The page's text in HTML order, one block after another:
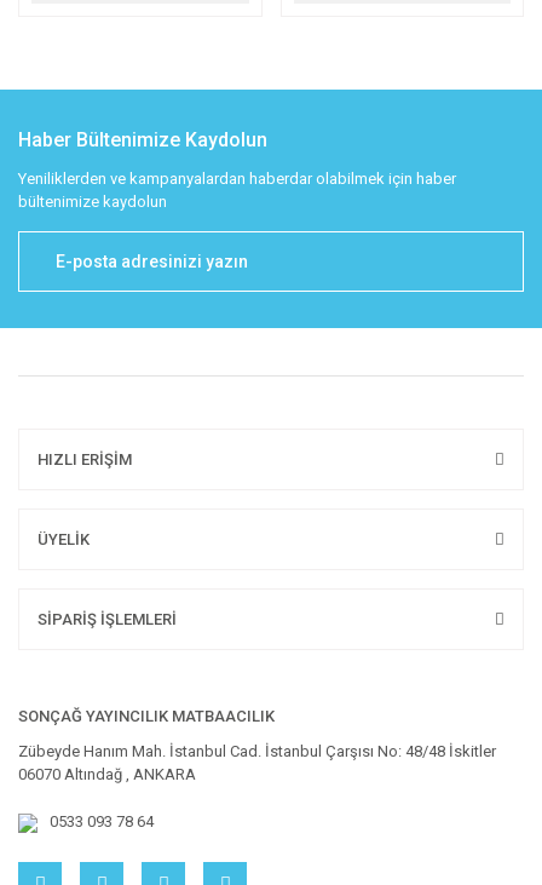
Haber Bültenimize Kaydolun
Yeniliklerden ve kampanyalardan haberdar olabilmek için haber
bültenimize kaydolun
HIZLI ERİŞİM
ÜYELİK
SİPARİŞ İŞLEMLERİ
SONÇAĞ YAYINCILIK MATBAACILIK
Zübeyde Hanım Mah. İstanbul Cad. İstanbul Çarşısı No: 48/48 İskitler
06070 Altındağ , ANKARA
0533 093 78 64